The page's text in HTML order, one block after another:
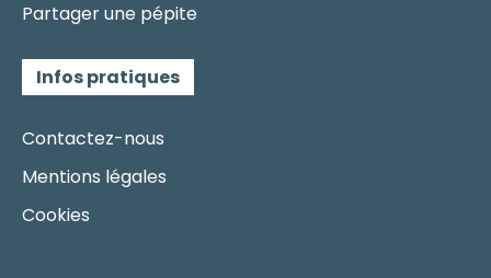
Partager une pépite
Infos pratiques
Contactez-nous
Mentions légales
Cookies